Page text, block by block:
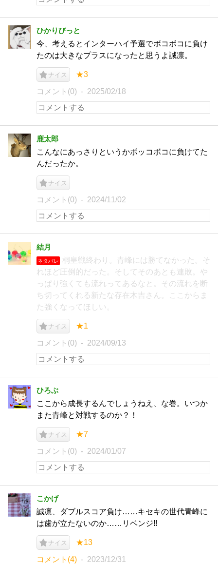
ひかりびっと
今、考えるとインターハイ予選でボコボコに負け
たのは大きなプラスになったと思うよ誠凛。
ナイス ★3
コメント(0) 2025/02/18
鹿太郎
こんなにあっさりというかボッコボコに負けてた
んだったか。
ナイス
コメント(0) 2024/11/02
結月
ネタバレ
桐皇戦終わり。青峰には勝てなかった。そ
れほど圧倒的だった。そしてそのあとも連敗。や
っぱり強くても流れってあるなと。その流れを断
ち切ってくれる新たな存在木吉さん。ここからま
た強くなってほしい。
ナイス ★1
コメント(0) 2024/09/13
ひろぶ
ここから成長するんでしょうねえ、な巻。いつか
また青峰と対戦するのか？！
ナイス ★7
コメント(0) 2024/01/07
こかげ
誠凛、ダブルスコア負け……キセキの世代青峰に
は歯が立たないのか……リベンジ!!
ナイス ★13
コメント(4) 2023/12/31